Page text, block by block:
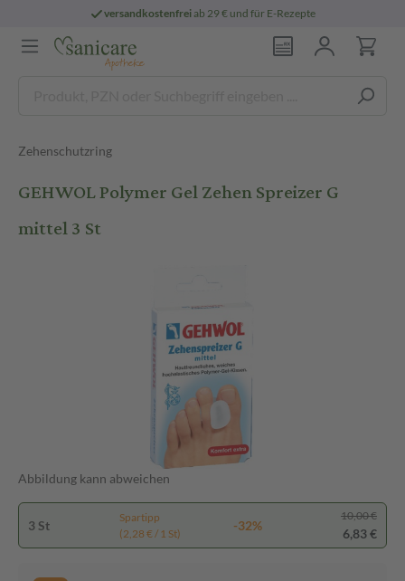
versandkostenfreiab 29 € und für E-Rezepte
Zehenschutzring
GEHWOL Polymer Gel Zehen Spreizer G
mittel 3 St
Abbildung kann abweichen
3 St
Spartipp
(2,28 € / 1 St)
-32%
10,00 €
6,83 €